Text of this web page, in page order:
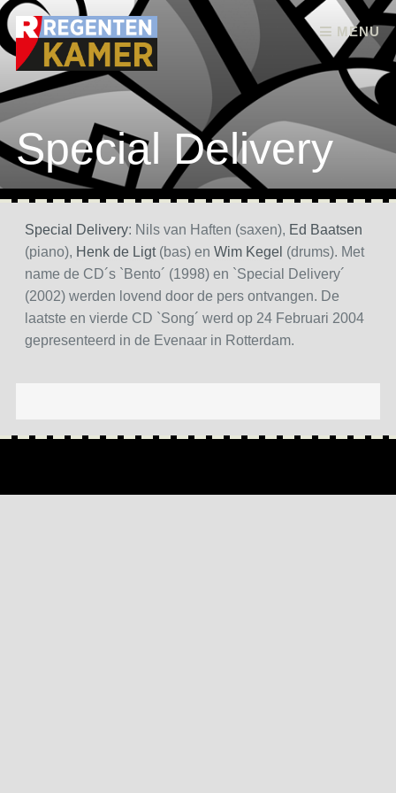
MENU
Skip to content
Special Delivery
Special Delivery: Nils van Haften (saxen), Ed Baatsen
(piano), Henk de Ligt(bas) en Wim Kegel (drums). Met
name de CD´s `Bento´ (1998) en `Special Delivery´
(2002) werden lovend door de pers ontvangen. De
laatste en vierde CD `Song´ werd op 24 Februari 2004
gepresenteerd in de Evenaar in Rotterdam.